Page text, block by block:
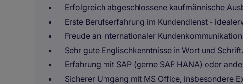
Erfolgreich abgeschlossene kaufmännische
Erste Berufserfahrung im Kundendienst -
Freude an internationaler
Sehr gute Englischkenntnisse in Wort und Schrift.
Erfahrung mit SAP (gerne SAP HANA) oder
Sicherer Umgang mit MS Office, insbesondere